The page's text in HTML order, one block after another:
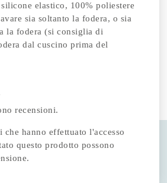
elastico, 100% poliestere
sia soltanto la fodera, o sia
la fodera (si consiglia di
dal cuscino prima del
recensioni.
che hanno effettuato l'accesso
questo prodotto possono